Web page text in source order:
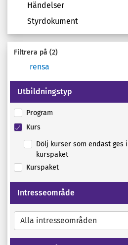
Händelser
Styrdokument
Filtrera på (2)
rensa
Utbildningstyp
Program
Kurs
Dölj kurser som endast ges
kurspaket
Kurspaket
Intresseområde
Alla intresseområden